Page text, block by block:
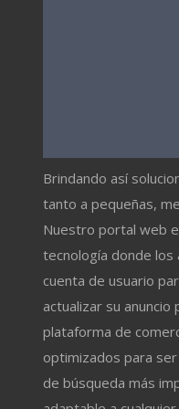
Brindando así
tanto a pequeñas,
Nuestro portal web
tecnología donde los
cuenta de usuario
actualizar su
plataforma de
optimizados para
de búsqueda más